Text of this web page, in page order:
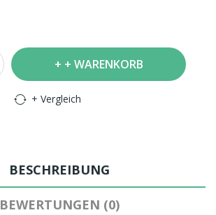
+ WARENKORB
+ Vergleich
BESCHREIBUNG
BEWERTUNGEN (0)